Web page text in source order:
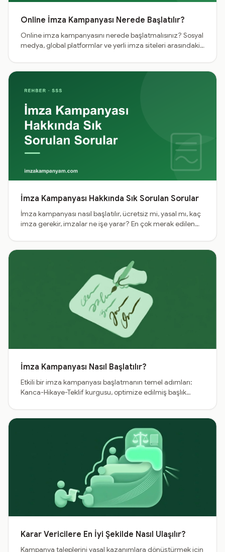
Online İmza Kampanyası Nerede Başlatılır?
Online imza kampanyasını nerede başlatmalısınız? Sosyal
medya, global platformlar ve yerli imza siteleri arasındaki
ölçütleri karşılaştırıyoruz.
İmza Kampanyası Hakkında Sık Sorulan Sorular
İmza kampanyası nasıl başlatılır, ücretsiz mi, yasal mı, kaç
imza gerekir, imzalar ne işe yarar? En çok merak edilen
İmza Kampanyası Nasıl Başlatılır?
Etkili bir imza kampanyası başlatmanın temel adımları:
Kanca-Hikaye-Teklif kurgusu, optimize edilmiş başlık
imzakampanyam.com'da dönüşümleri artırma rehberi.
Karar Vericilere En İyi Şekilde Nasıl Ulaşılır?
Kampanya taleplerini yasal kazanımlara dönüştürmek için